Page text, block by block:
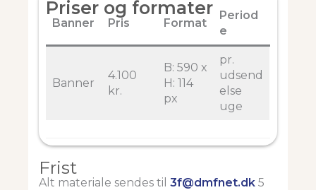
Priser og formater
Banner Pris Format
Period
e
Banner
4.100
kr.
B: 590 x
H: 114
px
pr.
udsend
else
uge
Frist
Alt materiale sendes til 3f@dmfnet.dk 5